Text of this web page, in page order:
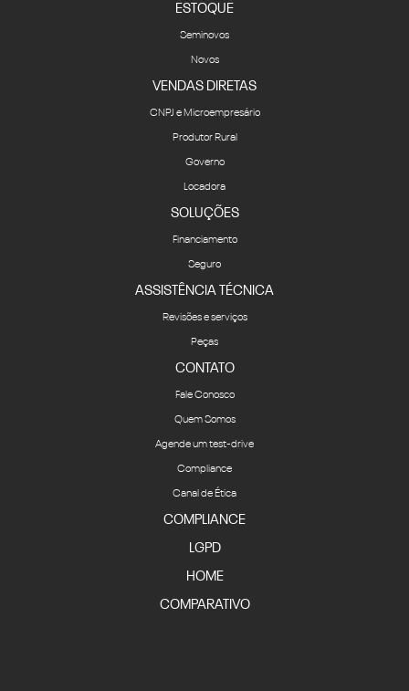
ESTOQUE
Seminovos
Novos
VENDAS DIRETAS
CNPJ e Microempresário
Produtor Rural
Governo
Locadora
SOLUÇÕES
Financiamento
Seguro
ASSISTÊNCIA TÉCNICA
Revisões e serviços
Peças
CONTATO
Fale Conosco
Quem Somos
Agende um test-drive
Compliance
Canal de Ética
COMPLIANCE
LGPD
HOME
COMPARATIVO